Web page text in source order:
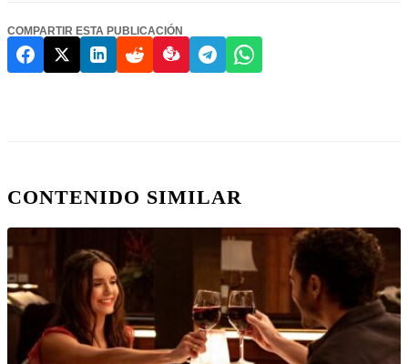
COMPARTIR ESTA PUBLICACIÓN
CONTENIDO SIMILAR